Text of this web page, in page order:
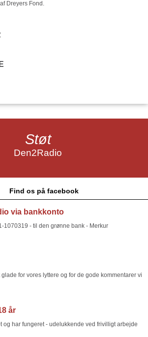
Dreyers Fond.
Støt
Den2Radio
Find os på facebook
via bankkonto
1070319 - til den grønne bank - Merkur
for vores lyttere og for de gode kommentarer vi
år
og har fungeret - udelukkende ved frivilligt arbejde